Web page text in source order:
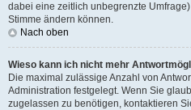
dabei eine zeitlich unbegrenzte
Stimme ändern können.
Nach oben
Wieso kann ich nicht mehr
Die maximal zulässige Anzahl von
Administration festgelegt. Wenn Sie
zugelassen zu benötigen, kontaktieren